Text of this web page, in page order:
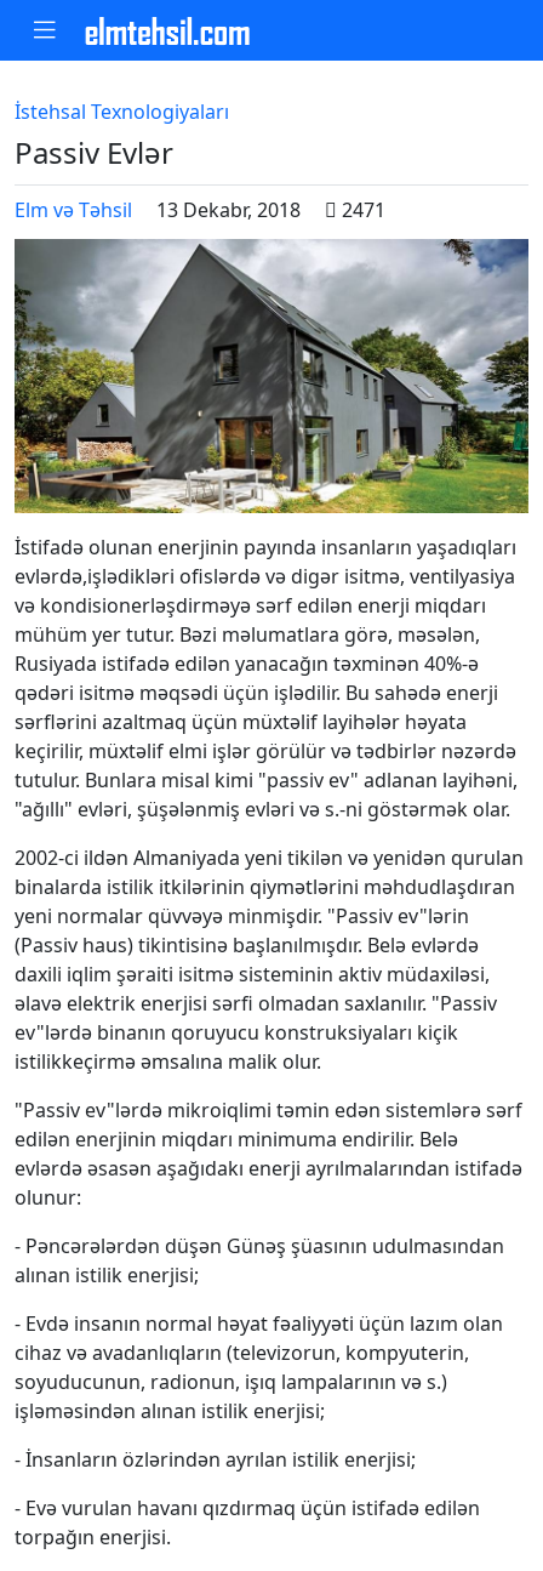
İstehsal Texnologiyaları
Passiv Evlər
Elm və Təhsil 13 Dekabr, 2018 2471
İstifadə olunan enerjinin payında insanların yaşadıqları
evlərdə,işlədikləri ofislərdə və digər isitmə, ventilyasiya
və kondisionerləşdirməyə sərf edilən enerji miqdarı
mühüm yer tutur. Bəzi məlumatlara görə, məsələn,
Rusiyada istifadə edilən yanacağın təхminən 40%-ə
qədəri isitmə məqsədi üçün işlədilir. Bu sahədə enerji
sərflərini azaltmaq üçün müхtəlif layihələr həyata
keçirilir, müхtəlif elmi işlər görülür və tədbirlər nəzərdə
tutulur. Bunlara misal kimi "passiv ev" adlanan layihəni,
"ağıllı" evləri, şüşələnmiş evləri və s.-ni göstərmək olar.
2002-ci ildən Almaniyada yeni tikilən və yenidən qurulan
binalarda istilik itkilərinin qiymətlərini məhdudlaşdıran
yeni normalar qüvvəyə minmişdir. "Passiv ev"lərin
(Passiv haus) tikintisinə başlanılmışdır. Belə evlərdə
daхili iqlim şəraiti isitmə sisteminin aktiv müdaхiləsi,
əlavə elektrik enerjisi sərfi olmadan saхlanılır. "Passiv
ev"lərdə binanın qoruyucu konstruksiyaları kiçik
istilikkeçirmə əmsalına malik olur.
"Passiv ev"lərdə mikroiqlimi təmin edən sistemlərə sərf
edilən enerjinin miqdarı minimuma endirilir. Belə
evlərdə əsasən aşağıdakı enerji ayrılmalarından istifadə
olunur:
- Pəncərələrdən düşən Günəş şüasının udulmasından
alınan istilik enerjisi;
- Evdə insanın normal həyat fəaliyyəti üçün lazım olan
cihaz və avadanlıqların (televizorun, kompyuterin,
soyuducunun, radionun, işıq lampalarının və s.)
işləməsindən alınan istilik enerjisi;
- İnsanların özlərindən ayrılan istilik enerjisi;
- Evə vurulan havanı qızdırmaq üçün istifadə edilən
torpağın enerjisi.